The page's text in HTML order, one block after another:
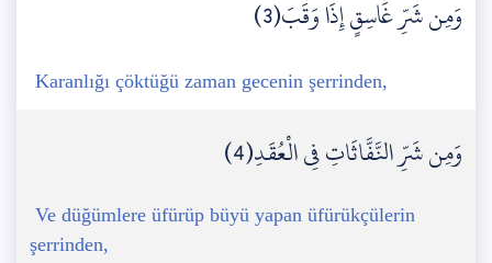
وَمِن شَرِّ غَاسِقٍ إِذَا وَقَبَ(3)
Karanlığı çöktüğü zaman gecenin şerrinden,
وَمِن شَرِّ النَّفَّاثَاتِ فِي الْعُقَدِ(4)
Ve düğümlere üfürüp büyü yapan üfürükçülerin
şerrinden,